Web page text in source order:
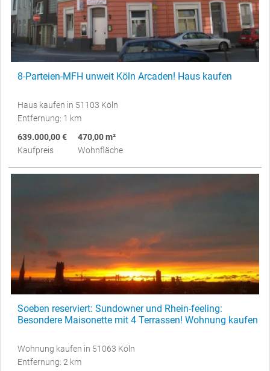
8-Parteien-MFH unweit Köln Arcaden! Haus kaufen
Haus kaufen in 51103 Köln
Entfernung: 1 km
639.000,00 €
Kaufpreis
470,00 m²
Wohnfläche
Soeben reserviert: Sundowner und Rhein-feeling:
Besondere Maisonette mit 4 Terrassen! Wohnung kaufen
Wohnung kaufen in 51063 Köln
Entfernung: 2 km